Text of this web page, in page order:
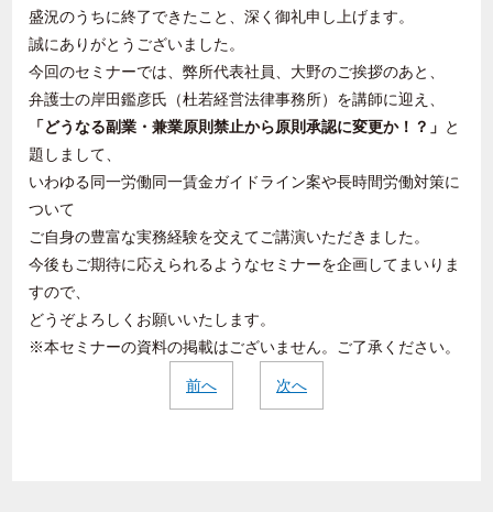
盛況のうちに終了できたこと、深く御礼申し上げます。
誠にありがとうございました。
今回のセミナーでは、弊所代表社員、大野のご挨拶のあと、
弁護士の岸田鑑彦氏（杜若経営法律事務所）を講師に迎え、
「どうなる副業・兼業 原則禁止から原則承認に変更か！？ 」 と
題しまして、
いわゆる同一労働同一賃金ガイドライン案や長時間労働対策に
ついて
ご自身の豊富な実務経験を交えてご講演いただきました。
今後もご期待に応えられるようなセミナーを企画してまいりま
すので、
どうぞよろしくお願いいたします。
※本セミナーの資料の掲載はございません。ご了承ください。
前へ 次へ